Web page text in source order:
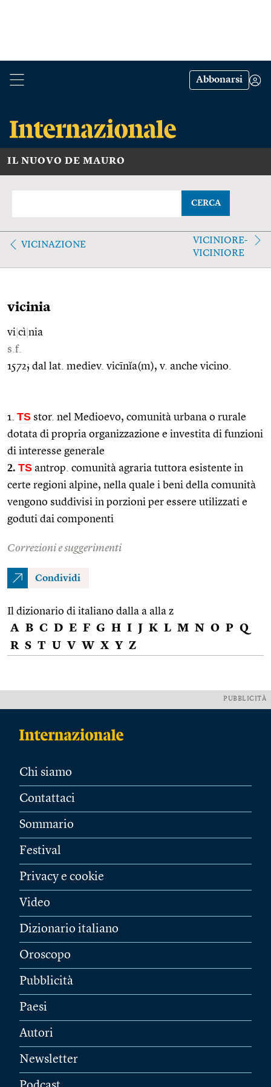
Abbonarsi
IL NUOVO DE MAURO
CERCA
VICINAZIONE
VICINIORE-
VICINIORE
vicinia
vi cì nia
s.f.
1572; dal lat. mediev. vicīnĭa(m), v. anche vicino.
1. TS stor. nel Medioevo, comunità urbana o rurale
dotata di propria organizzazione e investita di funzioni
di interesse generale
2. TS antrop. comunità agraria tuttora esistente in
certe regioni alpine, nella quale i beni della comunità
vengono suddivisi in porzioni per essere utilizzati e
goduti dai componenti
Correzioni e suggerimenti
Condividi
Il dizionario di italiano dalla a alla z
A B C D E F G H I J K L M N O P Q
R S T U V W X Y Z
PUBBLICITÀ
Chi siamo
Contattaci
Sommario
Festival
Privacy e cookie
Video
Dizionario italiano
Oroscopo
Pubblicità
Paesi
Autori
Newsletter